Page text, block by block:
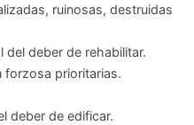
ruinosas, destruidas
del deber de rehabilitar.
forzosa prioritarias.
deber de edificar.